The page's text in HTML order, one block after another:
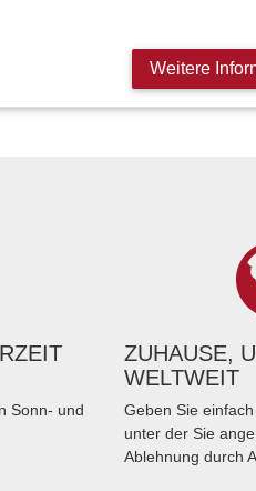
Weitere
Sonn- und
ZUHAUSE,
WELTWEIT
Geben Sie
unter der Sie
Ablehnung durch